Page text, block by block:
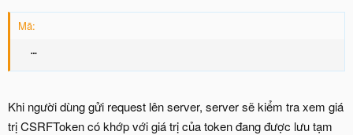
Mã:
  …
Khi người dùng gửi request lên server, server sẽ kiểm tra xem giá
trị CSRFToken có khớp với giá trị của token đang được lưu tạm